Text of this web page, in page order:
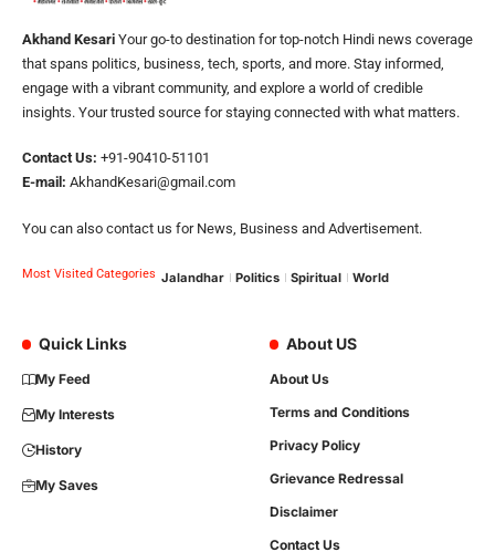
Akhand Kesari Your go-to destination for top-notch Hindi news coverage
that spans politics, business, tech, sports, and more. Stay informed,
engage with a vibrant community, and explore a world of credible
insights. Your trusted source for staying connected with what matters.
Contact Us: +91-90410-51101
E-mail: AkhandKesari@gmail.com
You can also contact us for News, Business and Advertisement.
Most Visited Categories Jalandhar Politics Spiritual World
Quick Links
My Feed
My Interests
History
My Saves
About US
About Us
Terms and Conditions
Privacy Policy
Grievance Redressal
Disclaimer
Contact Us